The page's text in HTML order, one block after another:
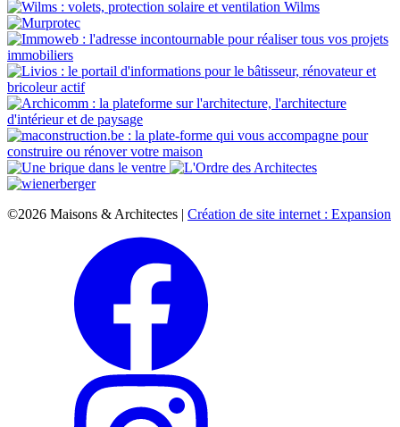
©2026 Maisons & Architectes | Création de site internet : Expansion